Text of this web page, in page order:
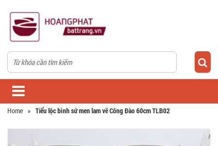
Home » Tiểu lộc bình sứ men lam vẽ Công Đào 60cm TLB02